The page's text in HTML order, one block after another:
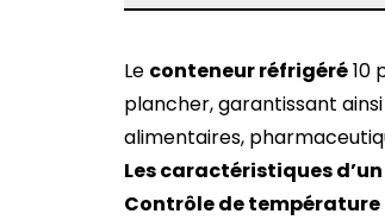
Le conteneur réfrigéré10
plancher, garantissant
alimentaires,
Les caractéristiques
Contrôle de température